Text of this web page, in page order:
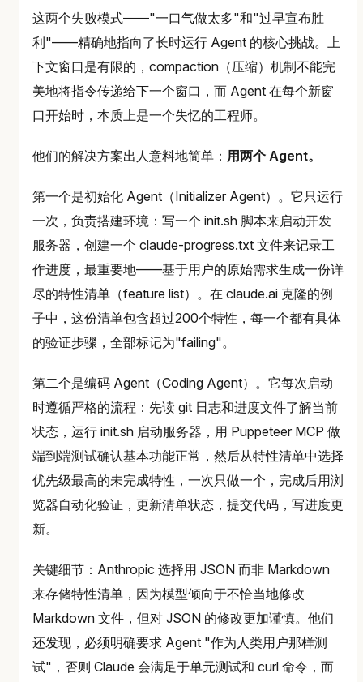
这两个失败模式——"一口气做太多"和"过早宣布胜
利"——精确地指向了长时运行 Agent 的核心挑战。上
下文窗口是有限的，compaction（压缩）机制不能完
美地将指令传递给下一个窗口，而 Agent 在每个新窗
口开始时，本质上是一个失忆的工程师。
他们的解决方案出人意料地简单： 用两个 Agent。
第一个是初始化 Agent（Initializer Agent）。它只运行
一次，负责搭建环境：写一个 init.sh 脚本来启动开发
服务器，创建一个 claude-progress.txt 文件来记录工
作进度，最重要地——基于用户的原始需求生成一份详
尽的特性清单（feature list）。在 claude.ai 克隆的例
子中，这份清单包含超过200个特性，每一个都有具体
的验证步骤，全部标记为"failing"。
第二个是编码 Agent（Coding Agent）。它每次启动
时遵循严格的流程：先读 git 日志和进度文件了解当前
状态，运行 init.sh 启动服务器，用 Puppeteer MCP 做
端到端测试确认基本功能正常，然后从特性清单中选择
优先级最高的未完成特性，一次只做一个，完成后用浏
览器自动化验证，更新清单状态，提交代码，写进度更
新。
关键细节：Anthropic 选择用 JSON 而非 Markdown
来存储特性清单，因为模型倾向于不恰当地修改
Markdown 文件，但对 JSON 的修改更加谨慎。他们
还发现，必须明确要求 Agent "作为人类用户那样测
试"，否则 Claude 会满足于单元测试和 curl 命令，而